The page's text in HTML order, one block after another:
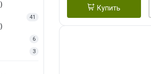
41
6
3
Купить